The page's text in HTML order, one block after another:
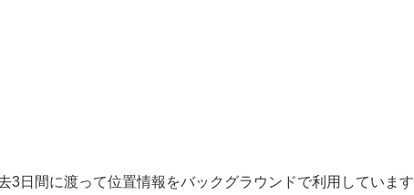
3日間に渡って位置情報をバックグラウンドで利用しています